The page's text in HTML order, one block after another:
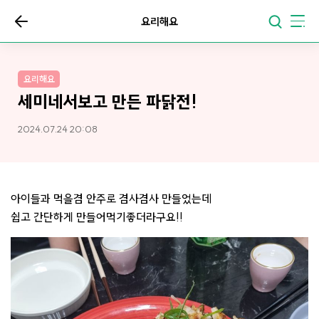
요리해요
요리해요
세미네서보고 만든 파닭전!
2024.07.24 20:08
아이들과 먹을겸 안주로 겸사겸사 만들었는데
쉽고 간단하게 만들어먹기좋더라구요!!